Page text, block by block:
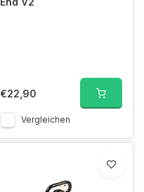
€22,90
Vergleichen